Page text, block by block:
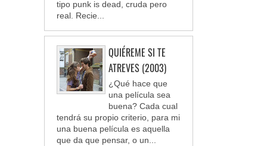
tipo punk is dead, cruda pero
real. Recie...
QUIÉREME SI TE
ATREVES (2003)
¿Qué hace que
una película sea
buena? Cada cual
tendrá su propio criterio, para mi
una buena película es aquella
que da que pensar, o un...